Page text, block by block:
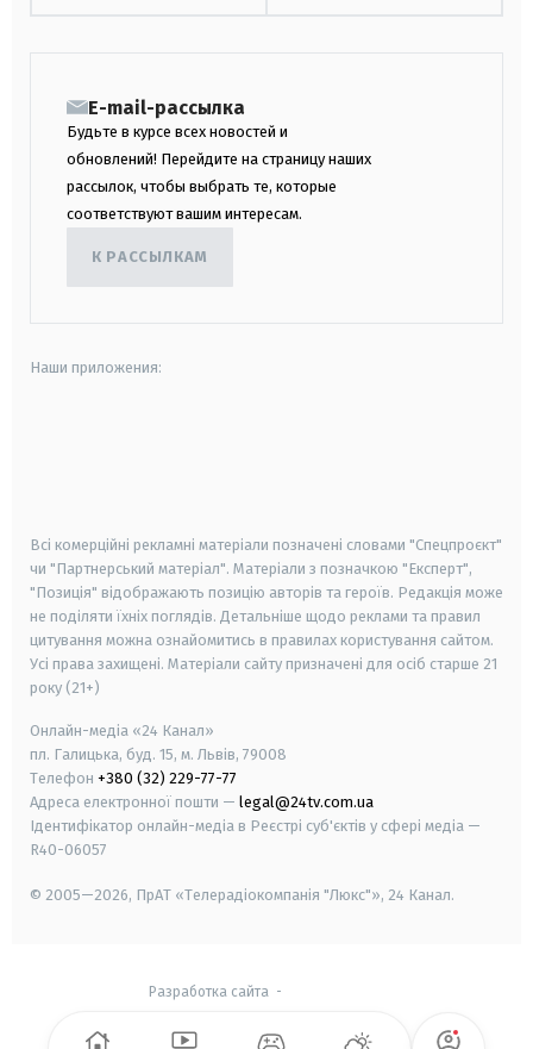
E-mail-рассылка
Будьте в курсе всех новостей и
обновлений! Перейдите на страницу наших
рассылок, чтобы выбрать те, которые
соответствуют вашим интересам.
К РАССЫЛКАМ
Наши приложения:
Всі комерційні рекламні матеріали позначені словами "Спецпроєкт"
чи "Партнерський матеріал". Матеріали з позначкою "Експерт",
"Позиція" відображають позицію авторів та героїв. Редакція може
не поділяти їхніх поглядів. Детальніше щодо реклами та правил
цитування можна ознайомитись в правилах користування сайтом.
Усі права захищені. Матеріали сайту призначені для осіб старше 21
року (21+)
Онлайн-медіа «24 Канал»
пл. Галицька, буд. 15, м. Львів, 79008
Телефон +380 (32) 229-77-77
Адреса електронної пошти — legal@24tv.com.ua
Ідентифікатор онлайн-медіа в Реєстрі суб'єктів у сфері медіа —
R40-06057
© 2005—2026, ПрАТ «Телерадіокомпанія "Люкс"», 24 Канал.
Разработка сайта -